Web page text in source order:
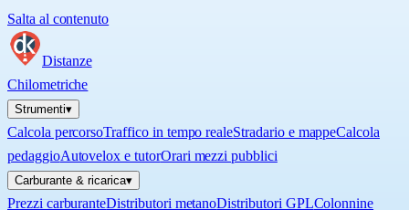
Salta al contenuto
Distanze
Chilometriche
Strumenti▾
Calcola percorsoTraffico in tempo realeStradario e mappeCalcola
pedaggioAutovelox e tutorOrari mezzi pubblici
Carburante & ricarica▾
Prezzi carburanteDistributori metanoDistributori GPLColonnine